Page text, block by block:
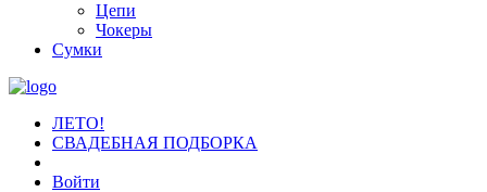
Цепи
Чокеры
Сумки
ЛЕТО!
СВАДЕБНАЯ ПОДБОРКА
Войти